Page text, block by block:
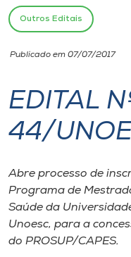
Unoesc
Internacionalização
I.nova
Diplomados
Cultura
Outros Editais
Publicado em 07/07/2017
EDITAL
44/
Abre processo de
Programa de
Saúde da
Unoesc, para a
do PROSUP/CAPES.